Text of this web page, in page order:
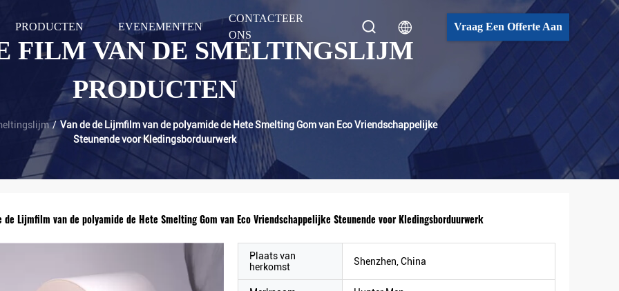
PRODUCTEN EVENEMENTEN
CONTACTEER
ONS
Vraag Een Offerte Aan
FILM VAN DE SMELTINGSLIJM
PRODUCTEN
/ Van de de Lijmfilm van de polyamide de Hete Smelting Gom van Eco Vriendschappelijke
Steunende voor Kledingsborduurwerk
de Lijmfilm van de polyamide de Hete Smelting Gom van Eco Vriendschappelijke Steunende voor Kledingsborduurwerk
Plaats van
herkomst
Shenzhen, China